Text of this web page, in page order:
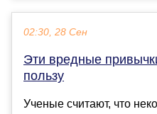
02:30, 28 Сен
Эти вредные
пользу
Ученые считают, что